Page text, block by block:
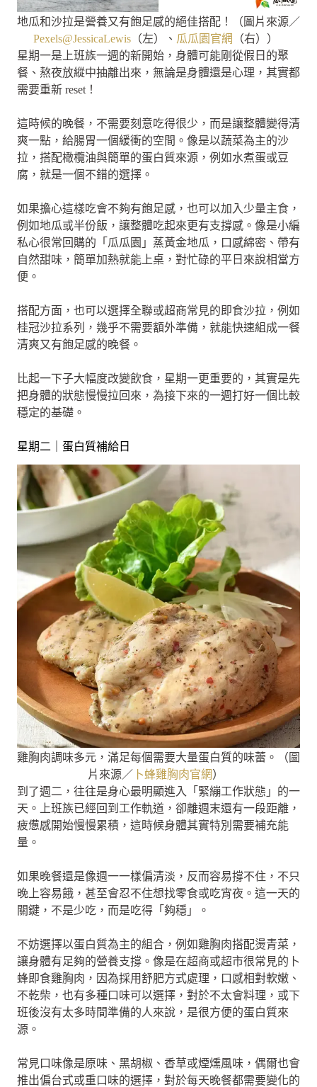
地瓜和沙拉是營養又有飽足感的絕佳搭配！（圖片來源／
Pexels@JessicaLewis （左）、 瓜瓜園官網
（右））
星期一是上班族一週的新開始，身體可能剛從假日的聚
餐、熬夜放縱中抽離出來，無論是身體還是心理，其實都
需要重新 reset！
這時候的晚餐，不需要刻意吃得很少，而是讓整體變得清
爽一點，給腸胃一個緩衝的空間。像是以蔬菜為主的沙
拉，搭配橄欖油與簡單的蛋白質來源，例如水煮蛋或豆
腐，就是一個不錯的選擇。
如果擔心這樣吃會不夠有飽足感，也可以加入少量主食，
例如地瓜或半份飯，讓整體吃起來更有支撐感。像是小編
私心很常回購的「瓜瓜園」蒸黃金地瓜，口感綿密、帶有
自然甜味，簡單加熱就能上桌，對忙碌的平日來說相當方
便。
搭配方面，也可以選擇全聯或超商常見的即食沙拉，例如
桂冠沙拉系列，幾乎不需要額外準備，就能快速組成一餐
清爽又有飽足感的晚餐。
比起一下子大幅度改變飲食，星期一更重要的，其實是先
把身體的狀態慢慢拉回來，為接下來的一週打好一個比較
穩定的基礎。
星期二｜蛋白質補給日
雞胸肉調味多元，滿足每個需要大量蛋白質的味蕾。（圖
片來源／ 卜蜂雞胸肉官網）
到了週二，往往是身心最明顯進入「緊繃工作狀態」的一
天。上班族已經回到工作軌道，卻離週末還有一段距離，
疲憊感開始慢慢累積，這時候身體其實特別需要補充能
量。
如果晚餐還是像週一一樣偏清淡，反而容易撐不住，不只
晚上容易餓，甚至會忍不住想找零食或吃宵夜。這一天的
關鍵，不是少吃，而是吃得「夠穩」。
不妨選擇以蛋白質為主的組合，例如雞胸肉搭配燙青菜，
讓身體有足夠的營養支撐。像是在超商或超市很常見的卜
蜂即食雞胸肉，因為採用舒肥方式處理，口感相對軟嫩、
不乾柴，也有多種口味可以選擇，對於不太會料理，或下
班後沒有太多時間準備的人來說，是很方便的蛋白質來
源。
常見口味像是原味、黑胡椒、香草或煙燻風味，偶爾也會
推出偏台式或重口味的選擇，對於每天晚餐都需要變化的